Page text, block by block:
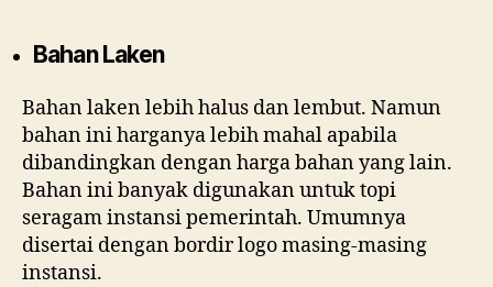
Bahan Laken
Bahan laken lebih halus dan lembut. Namun
bahan ini harganya lebih mahal apabila
dibandingkan dengan harga bahan yang lain.
Bahan ini banyak digunakan untuk topi
seragam instansi pemerintah. Umumnya
disertai dengan bordir logo masing-masing
instansi.